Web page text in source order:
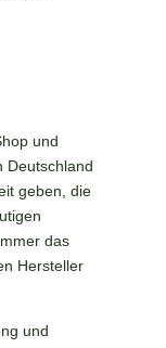
und
Deutschland
geben, die
das
Hersteller
und